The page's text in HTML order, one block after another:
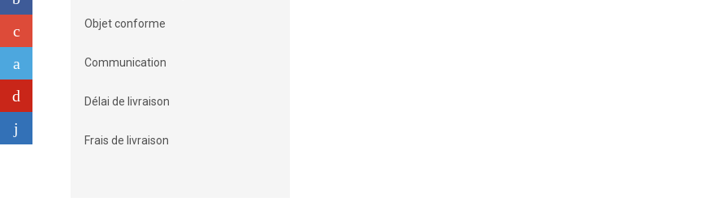
Objet conforme
Communication
Délai de livraison
Frais de livraison